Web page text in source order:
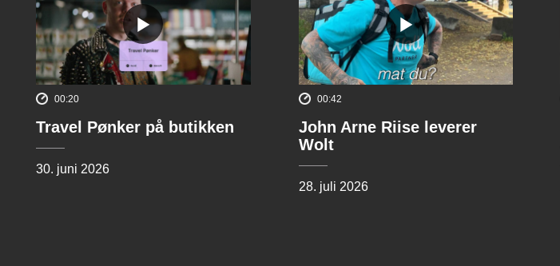
00:20
Travel Pønker på butikken
30. juni 2026
00:42
John Arne Riise leverer
Wolt
28. juli 2026